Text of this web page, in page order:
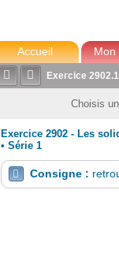
Accueil Mon
  Exercice 2902.1
Choisis
Exercice 2902 - Les
• Série 1
 Consigne :